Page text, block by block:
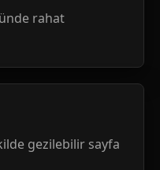
rahat
gezilebilir sayfa